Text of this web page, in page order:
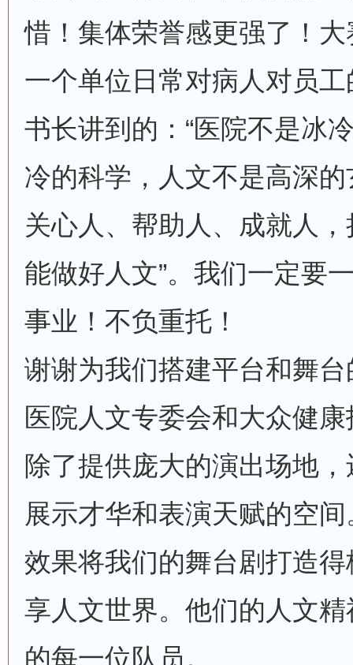
惜！集体荣誉感更强了！
一个单位日常对病人对员
书长讲到的：“医院不是冰
冷的科学，人文不是高深
关心人、帮助人、成就人
能做好人文”。我们一定要
事业！不负重托！
谢谢为我们搭建平台和舞
医院人文专委会和大众健
除了提供庞大的演出场地
展示才华和表演天赋的空
效果将我们的舞台剧打造
享人文世界。他们的人文
的每一位队员。